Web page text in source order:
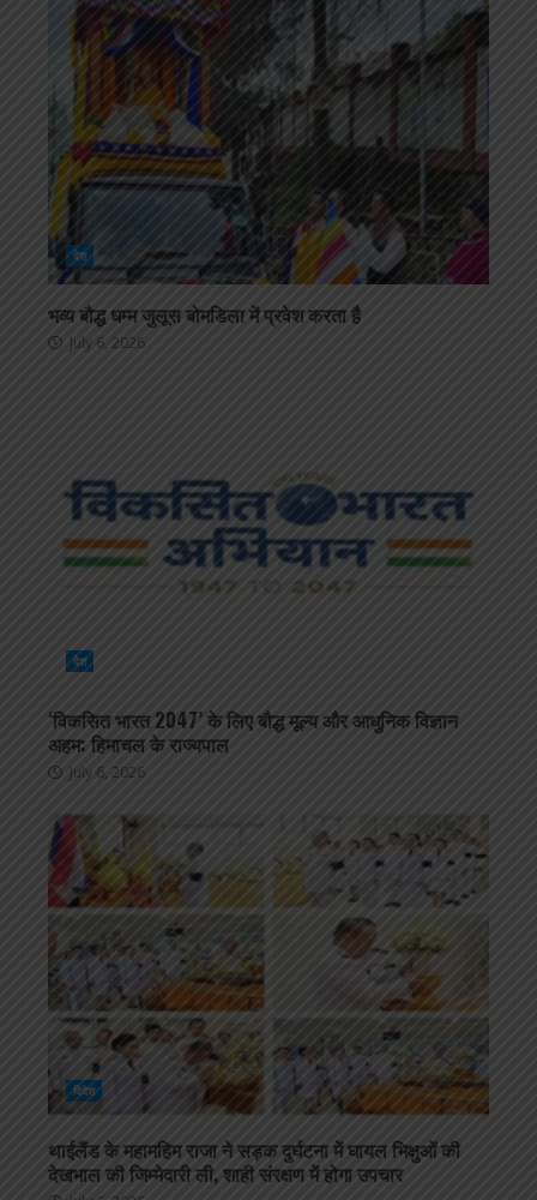
देश
भव्य बौद्ध धम्म जुलूस बोमडिला में प्रवेश करता है
July 6, 2026
देश
‘विकसित भारत 2047’ के लिए बौद्ध मूल्य और आधुनिक विज्ञान
अहम: हिमाचल के राज्यपाल
July 6, 2026
विदेश
थाईलैंड के महामहिम राजा ने सड़क दुर्घटना में घायल भिक्षुओं की
देखभाल की जिम्मेदारी ली, शाही संरक्षण में होगा उपचार